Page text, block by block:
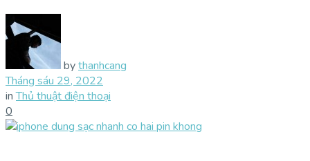
bythanhcang
Tháng sáu 29, 2022
in Thủ thuật điện thoại
0